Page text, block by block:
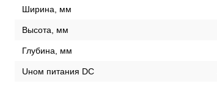
Ширина, мм
Высота, мм
Глубина, мм
Uном питания DC